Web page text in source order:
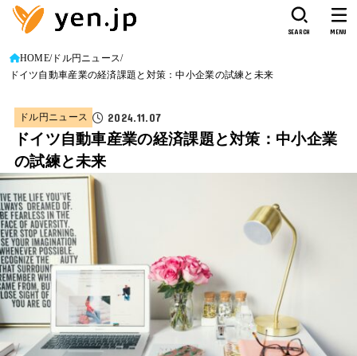
SEARCH MENU
HOME ドル円ニュース
ドイツ自動車産業の経済課題と対策：中小企業の試練と未来
ドル円ニュース 2024.11.07
ドイツ自動車産業の経済課題と対策：中小企業
の試練と未来